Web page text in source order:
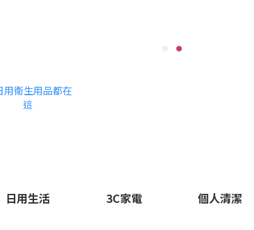
日用生活 3C家電 個人清潔